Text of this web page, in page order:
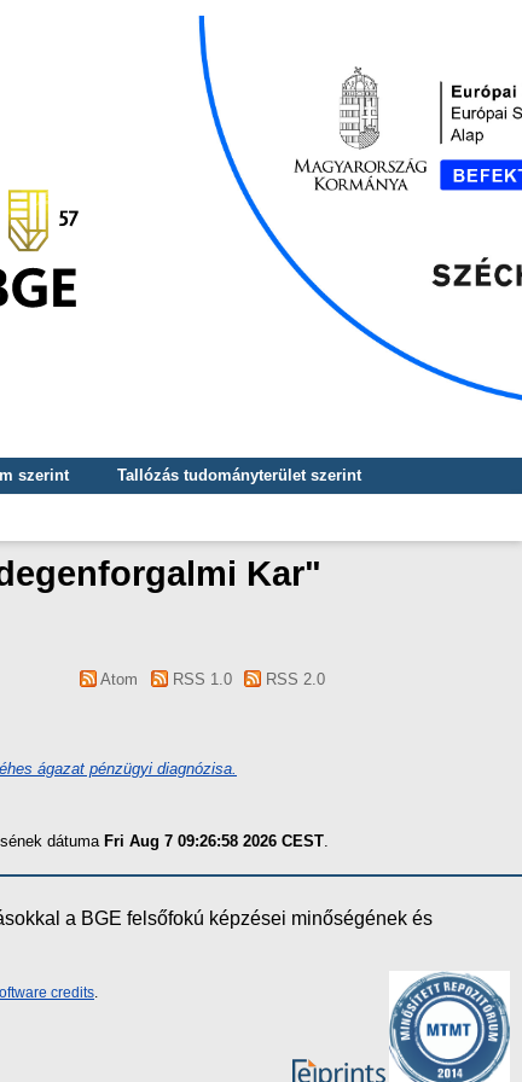
szerint
Tallózás tudományterület szerint
Kar"
Atom RSS 1.0 RSS 2.0
ágazat pénzügyi diagnózisa.
dátuma Fri Aug 7 09:26:58 2026 CEST
a BGE felsőfokú képzései minőségének és
credits